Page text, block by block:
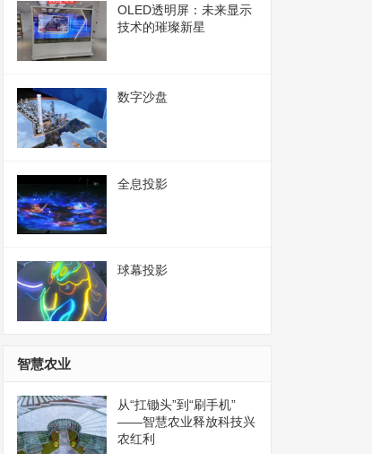
OLED透明屏：未来显示
技术的璀璨新星
数字沙盘
全息投影
球幕投影
智慧农业
从“扛锄头”到“刷手机”
——智慧农业释放科技兴
农红利